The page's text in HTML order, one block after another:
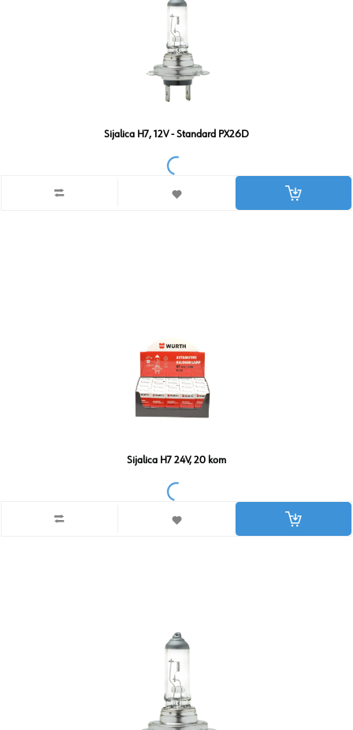
Sijalica H7, 12V - Standard PX26D
Sijalica H7 24V, 20 kom